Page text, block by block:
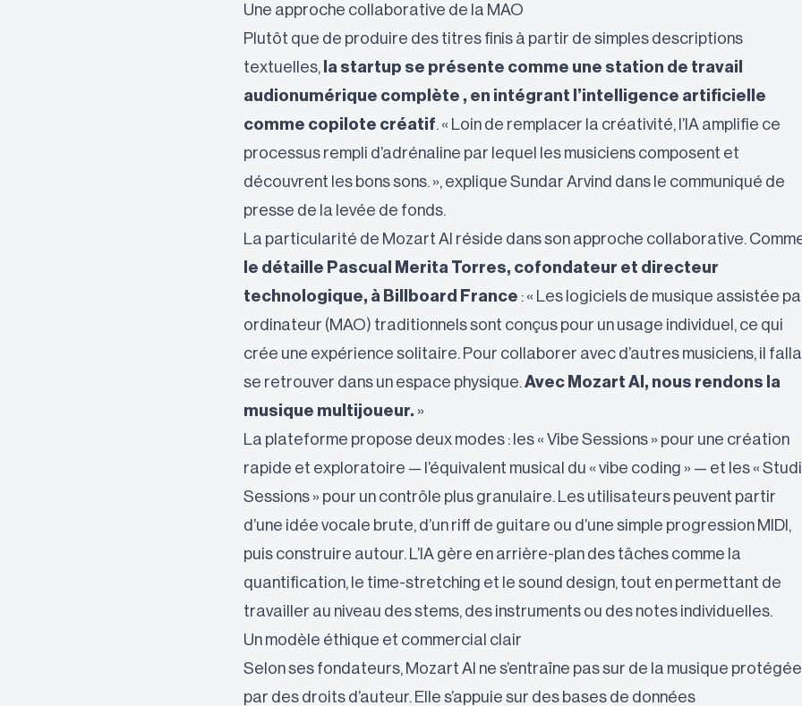
Une approche collaborative de la MAO
Plutôt que de produire des titres finis à partir de simples descriptions
textuelles,
la startup se présente comme une station de travail
audionumérique complète , en intégrant l’intelligence artificielle
comme copilote créatif . « Loin de remplacer la créativité, l’IA amplifie ce
processus rempli d’adrénaline par lequel les musiciens composent et
découvrent les bons sons. », explique Sundar Arvind dans le communiqué de
presse de la levée de fonds.
La particularité de Mozart AI réside dans son approche collaborative.
le détaille Pascual Merita Torres, cofondateur et directeur
technologique, à Billboard France : « Les logiciels de musique assistée
ordinateur (MAO) traditionnels sont conçus pour un usage individuel, ce qui
crée une expérience solitaire. Pour collaborer avec d’autres musiciens, il
se retrouver dans un espace physique. Avec Mozart AI, nous rendons la
musique multijoueur. »
La plateforme propose deux modes : les « Vibe Sessions » pour une création
rapide et exploratoire — l’équivalent musical du « vibe coding » — et les «
Sessions » pour un contrôle plus granulaire. Les utilisateurs peuvent partir
d’une idée vocale brute, d’un riff de guitare ou d’une simple progression MIDI,
puis construire autour. L’IA gère en arrière-plan des tâches comme la
quantification, le time-stretching et le sound design, tout en permettant de
travailler au niveau des stems, des instruments ou des notes individuelles.
Un modèle éthique et commercial clair
Selon ses fondateurs, Mozart AI ne s’entraîne pas sur de la musique protégée
par des droits d’auteur. Elle s’appuie sur des bases de données